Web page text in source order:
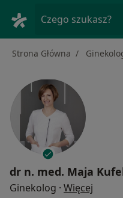
Czego szukasz?
Strona Główna
dr n. med. Maja
Ginekolog · Więcej